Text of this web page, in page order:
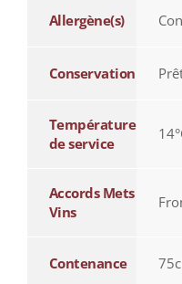
Allergène(s)
Conservation
Température
de service
Accords Mets
Vins
Contenance